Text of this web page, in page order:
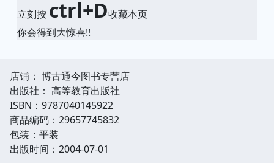
立刻按 ctrl+D收藏本页
你会得到大惊喜!!
店铺： 博古通今图书专营店
出版社： 高等教育出版社
ISBN：9787040145922
商品编码：29657745832
包装：平装
出版时间：2004-07-01